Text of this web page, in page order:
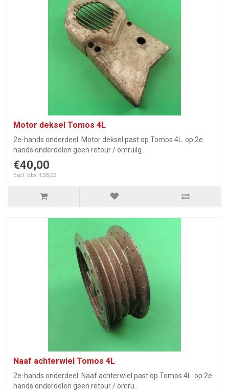
Motor deksel Tomos 4L
2e-hands onderdeel. Motor deksel past op Tomos 4L. op 2e
hands onderdelen geen retour / omruilg..
€40,00
Excl. btw: €33,06
Naaf achterwiel Tomos 4L
2e-hands onderdeel. Naaf achterwiel past op Tomos 4L. op 2e
hands onderdelen geen retour / omru..